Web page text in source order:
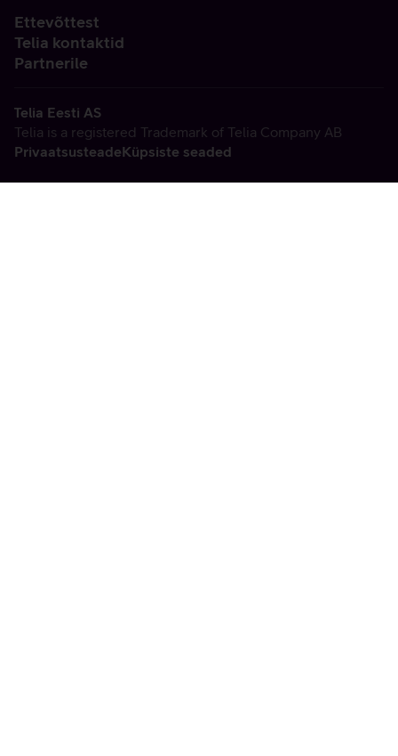
Ettevõttest
Telia kontaktid
Partnerile
Telia Eesti AS
Telia is a registered Trademark of Telia Company AB
PrivaatsusteadeKüpsiste seaded